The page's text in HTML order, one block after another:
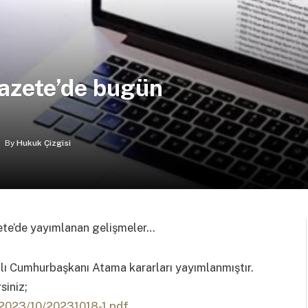
bugün
By Hukuk Çizgisi
yayımlanan gelişmeler…
Atama kararları yayımlanmıştır.